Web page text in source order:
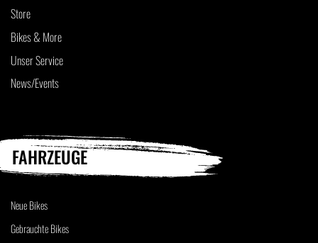
Store
Bikes & More
Unser Service
News/Events
FAHRZEUGE
Neue Bikes
Gebrauchte Bikes